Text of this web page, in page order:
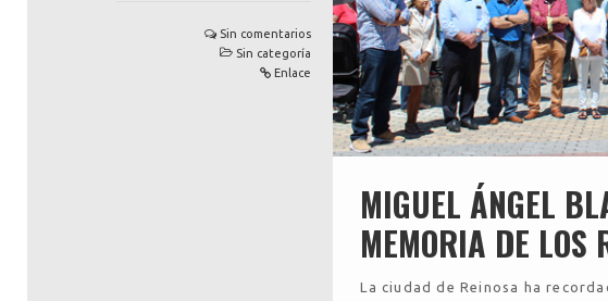
Sin comentarios
Sin categoría
Enlace
MIGUEL ÁNGEL
MEMORIA DE LOS
La ciudad de Reinosa ha